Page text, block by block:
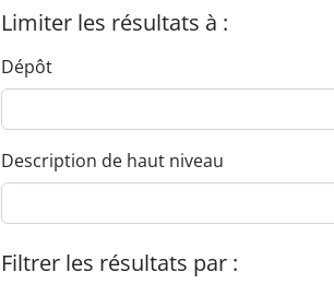
Limiter les résultats à :
Dépôt
Description de haut niveau
Filtrer les résultats par :